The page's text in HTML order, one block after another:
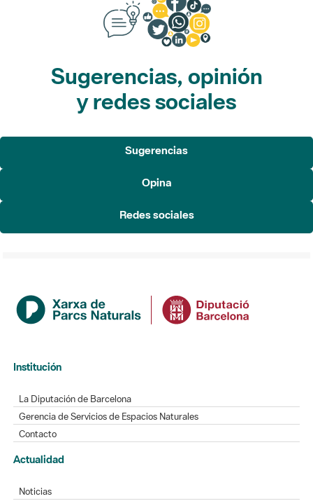
Sugerencias, opinión
y redes sociales
Sugerencias
Institución
Gerencia de Servicios de Espacios Naturales
Actualidad
Noticias
Agenda